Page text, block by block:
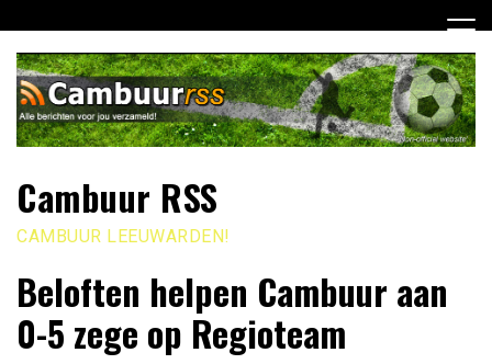
naar
inhoud
Cambuur RSS
CAMBUUR LEEUWARDEN!
Beloften helpen Cambuur aan
0-5 zege op Regioteam